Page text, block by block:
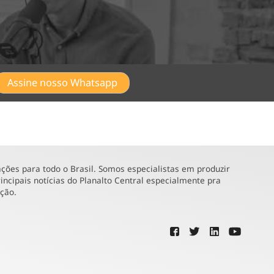
Assine nosso Whatsapp
para todo o Brasil. Somos especialistas em produzir
notícias do Planalto Central especialmente pra